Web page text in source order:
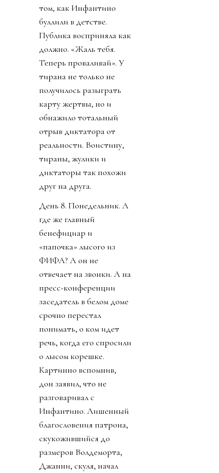
том, как Инфантино
буллили в детстве.
Публика восприняла как
должно. «Жаль тебя.
Теперь проваливай». У
тирана не только не
получилось разыграть
карту жертвы, но и
обнажило тотальный
отрыв диктатора от
реальности. Воистину,
тираны, жулики и
диктаторы так похожи
друг на друга.
День 8. Понедельник. А
где же главный
бенефициар и
«папочка» лысого из
ФИФА? А он не
отвечает на звонки. А на
пресс-конференции
заседатель в белом доме
срочно перестал
понимать, о ком идет
речь, когда его спросили
о лысом корешке.
Картинно вспомнив,
дон заявил, что не
разговаривал с
Инфантино. Лишенный
благословения патрона,
скукожившийся до
размеров Волдеморта,
Джанни, скуля, начал